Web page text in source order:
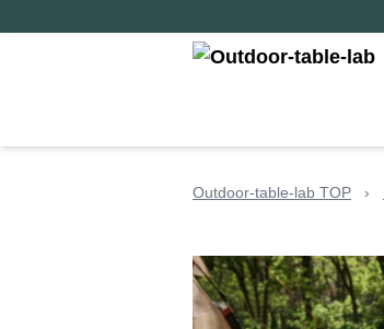
Outdoor-table-lab TOP ›